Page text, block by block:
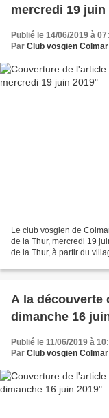
mercredi 19 juin
Publié le 14/06/2019 à
Par Club vosgien Colmar
Le club vosgien de
de la Thur, mercredi 19
de la Thur, à partir du
A la découverte
dimanche 16
Publié le 11/06/2019 à
Par Club vosgien Colmar